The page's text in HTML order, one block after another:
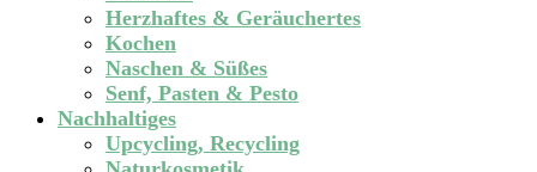
Herzhaftes & Geräuchertes
Kochen
Naschen & Süßes
Senf, Pasten & Pesto
Nachhaltiges
Upcycling, Recycling